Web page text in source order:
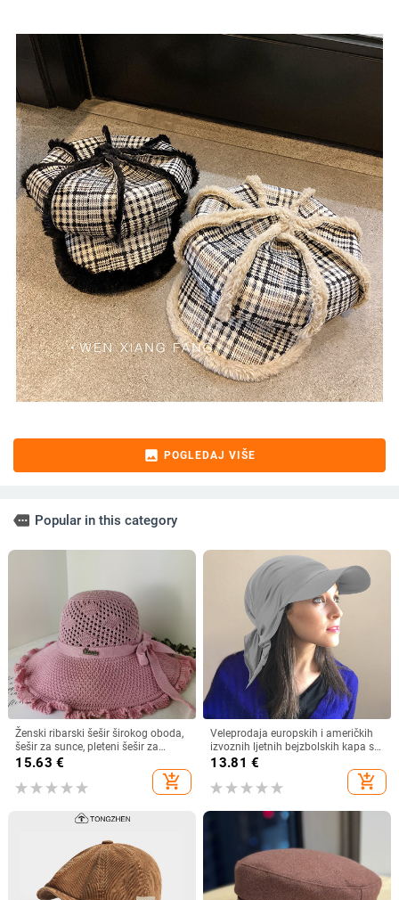
image POGLEDAJ VIŠE
more Popular in this category
Ženski ribarski šešir širokog oboda,
šešir za sunce, pleteni šešir za
sunce, šešir za odmor na plaži, šešir
15.63 €
add_shopping_cart
Veleprodaja europskih i američkih
izvoznih ljetnih bejzbolskih kapa s
vezicom na leđima, vanjski šešir,
13.81 €
add_shopping_cart